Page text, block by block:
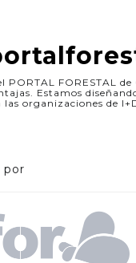
PORTAL FORESTAL
Estamos
organizaciones de
por